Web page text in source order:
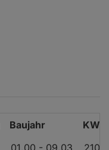
Baujahr
KW